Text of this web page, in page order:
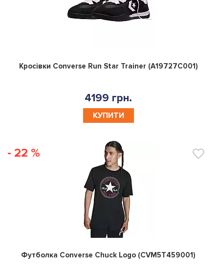
0
Кросівки Converse Run Star Trainer (A19727C001)
4199 грн.
КУПИТИ
- 22 %
0
Футболка Converse Chuck Logo (CVM5T459001)